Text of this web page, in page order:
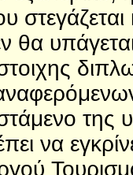
της
να